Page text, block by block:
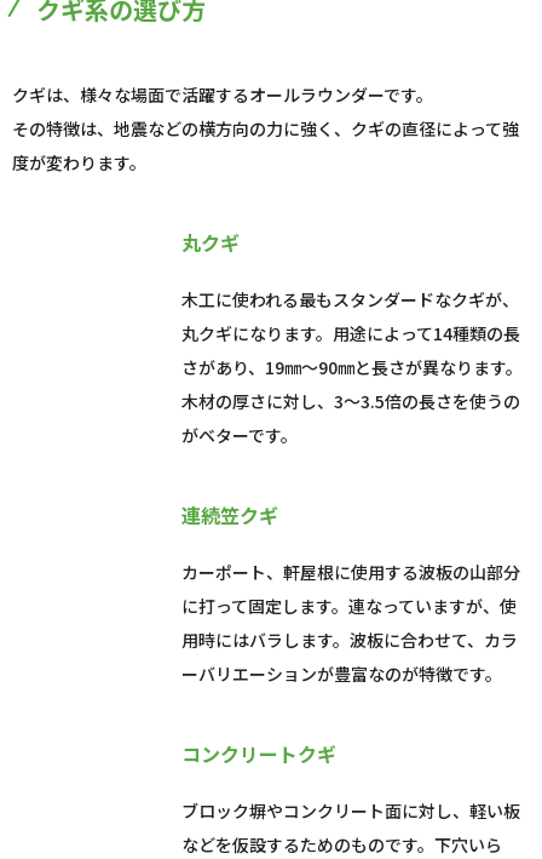
クギ系の選び方
クギは、様々な場面で活躍するオールラウンダーです。
その特徴は、地震などの横方向の力に強く、クギの直径によって強
度が変わります。
丸クギ
木工に使われる最もスタンダードなクギが、
丸クギになります。用途によって14種類の長
さがあり、19㎜～90㎜と長さが異なります。
木材の厚さに対し、3～3.5倍の長さを使うの
がベターです。
連続笠クギ
カーポート、軒屋根に使用する波板の山部分
に打って固定します。連なっていますが、使
用時にはバラします。波板に合わせて、カラ
ーバリエーションが豊富なのが特徴です。
コンクリートクギ
ブロック塀やコンクリート面に対し、軽い板
などを仮設するためのものです。下穴いら